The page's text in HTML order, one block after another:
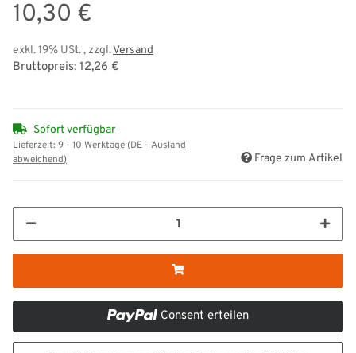
10,30 €
exkl. 19% USt. , zzgl.Versand
Bruttopreis: 12,26 €
Sofort verfügbar
Lieferzeit: 9 - 10 Werktage (DE - Ausland
abweichend)
Frage zum Artikel
Consent erteilen